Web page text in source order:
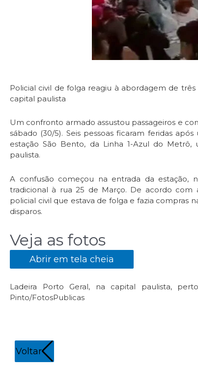
Policial civil de folga reagiu à abordagem de
capital paulista
Um confronto armado assustou passageiros e
sábado (30/5). Seis pessoas ficaram feridas
estação São Bento, da Linha 1-Azul do
paulista.
A confusão começou na entrada da estação,
tradicional à rua 25 de Março. De acordo
policial civil que estava de folga e fazia compras
disparos.
Veja as fotos
Abrir em tela cheia
Ladeira Porto Geral, na capital paulista,
Pinto/FotosPublicas
Voltar